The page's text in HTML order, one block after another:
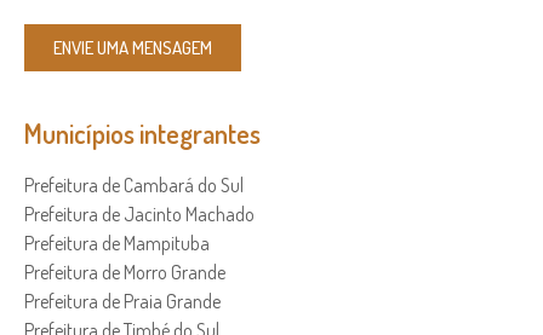
ENVIE UMA MENSAGEM
Municípios integrantes
Prefeitura de Cambará do Sul
Prefeitura de Jacinto Machado
Prefeitura de Mampituba
Prefeitura de Morro Grande
Prefeitura de Praia Grande